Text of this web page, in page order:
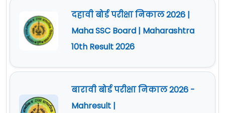
दहावी बोर्ड परीक्षा निकाल 2026 |
Maha SSC Board | Maharashtra
10th Result 2026
बारावी बोर्ड परीक्षा निकाल 2026 -
Mahresult |